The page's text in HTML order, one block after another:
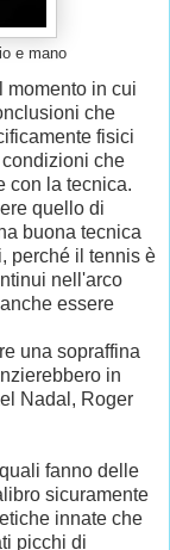
e mano
momento in cui
che
fisici
che
con la tecnica.
quello di
buona tecnica
perché il tennis è
nell'arco
essere
una sopraffina
in
Nadal, Roger
fanno delle
sicuramente
innate che
picchi di